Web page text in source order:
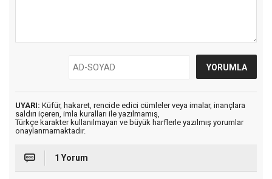
UYARI: Küfür, hakaret, rencide edici cümleler veya imalar, inançlara
saldırı içeren, imla kuralları ile yazılmamış,
Türkçe karakter kullanılmayan ve büyük harflerle yazılmış yorumlar
onaylanmamaktadır.
1 Yorum